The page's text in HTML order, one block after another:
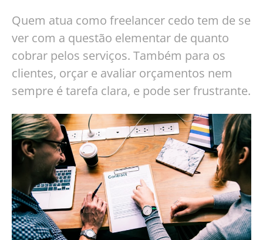
Quem atua como freelancer cedo tem de se
ver com a questão elementar de quanto
cobrar pelos serviços. Também para os
clientes, orçar e avaliar orçamentos nem
sempre é tarefa clara, e pode ser frustrante.